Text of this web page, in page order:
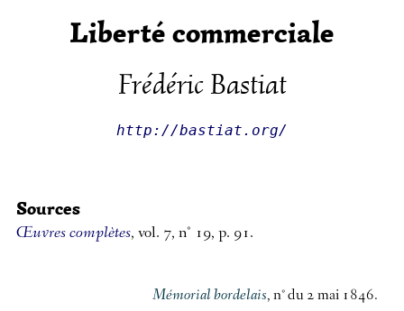
Liberté commerciale
Frédéric Bastiat
http://bastiat.org/
Sources
Œuvres complètes, vol. 7, n° 19, p. 91.
Mémorial bordelais, n° du 2 mai 1846.